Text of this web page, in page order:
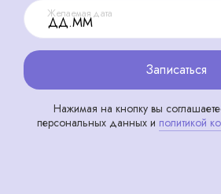
Желаемая дата
Записаться
Нажимая на кнопку вы
персональных данных и политикой